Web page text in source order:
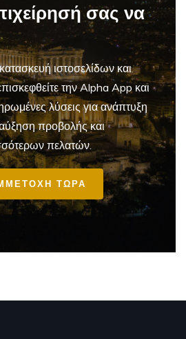
σας να
κατασκευή ιστοσελίδων και
την Alpha App και
λύσεις για ανάπτυξη
προβολής και
πελατών.
ΤΩΡΑ